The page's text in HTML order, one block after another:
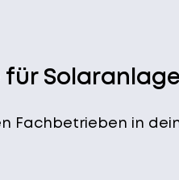
Fachbetrieben in